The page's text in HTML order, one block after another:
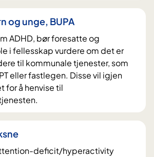
og unge, BUPA
ADHD, bør foresatte og
i fellesskap vurdere om det er
til kommunale tjenester, som
eller fastlegen. Disse vil igjen
for å henvise til
deficit/hyperactivity